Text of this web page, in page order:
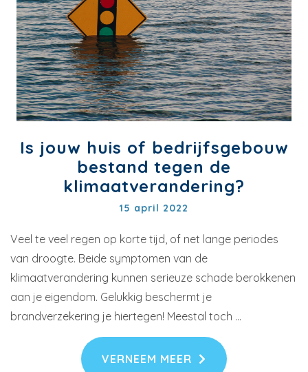
Is jouw huis of bedrijfsgebouw
bestand tegen de
klimaatverandering?
15 april 2022
Veel te veel regen op korte tijd, of net lange periodes
van droogte. Beide symptomen van de
klimaatverandering kunnen serieuze schade berokkenen
aan je eigendom. Gelukkig beschermt je
brandverzekering je hiertegen! Meestal toch …
VERNEEM MEER